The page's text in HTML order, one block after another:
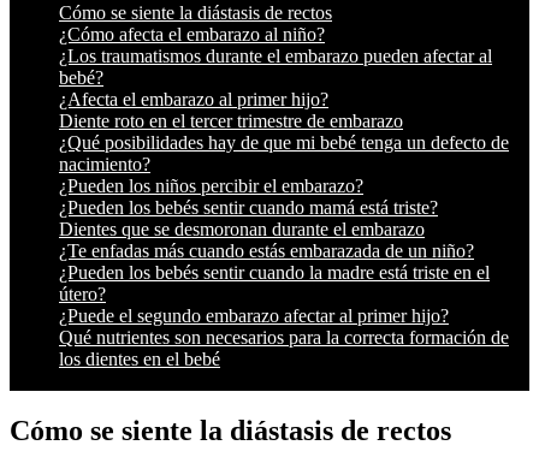
Cómo se siente la diástasis de rectos
¿Cómo afecta el embarazo al niño?
¿Los traumatismos durante el embarazo pueden afectar al
bebé?
¿Afecta el embarazo al primer hijo?
Diente roto en el tercer trimestre de embarazo
¿Qué posibilidades hay de que mi bebé tenga un defecto de
nacimiento?
¿Pueden los niños percibir el embarazo?
¿Pueden los bebés sentir cuando mamá está triste?
Dientes que se desmoronan durante el embarazo
¿Te enfadas más cuando estás embarazada de un niño?
¿Pueden los bebés sentir cuando la madre está triste en el
útero?
¿Puede el segundo embarazo afectar al primer hijo?
Qué nutrientes son necesarios para la correcta formación de
los dientes en el bebé
Cómo se siente la diástasis de rectos